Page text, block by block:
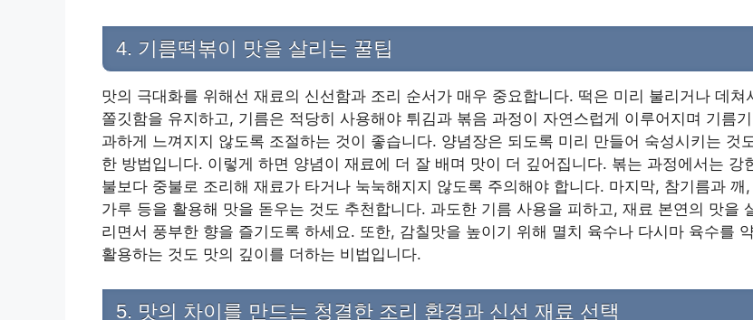
4. 기름떡볶이 맛을 살리는 꿀팁
맛의 극대화를 위해선 재료의 신선함과 조리 순서가 매우 중요합니다. 떡은 미리 불리거나 데쳐
쫄깃함을 유지하고, 기름은 적당히 사용해야 튀김과 볶음 과정이 자연스럽게 이루어지며 기름
과하게 느껴지지 않도록 조절하는 것이 좋습니다. 양념장은 되도록 미리 만들어 숙성시키는 것
한 방법입니다. 이렇게 하면 양념이 재료에 더 잘 배며 맛이 더 깊어집니다. 볶는 과정에서는 강
불보다 중불로 조리해 재료가 타거나 눅눅해지지 않도록 주의해야 합니다. 마지막, 참기름과 깨,
가루 등을 활용해 맛을 돋우는 것도 추천합니다. 과도한 기름 사용을 피하고, 재료 본연의 맛을
리면서 풍부한 향을 즐기도록 하세요. 또한, 감칠맛을 높이기 위해 멸치 육수나 다시마 육수를
활용하는 것도 맛의 깊이를 더하는 비법입니다.
5. 맛의 차이를 만드는 청결한 조리 환경과 신선 재료 선택